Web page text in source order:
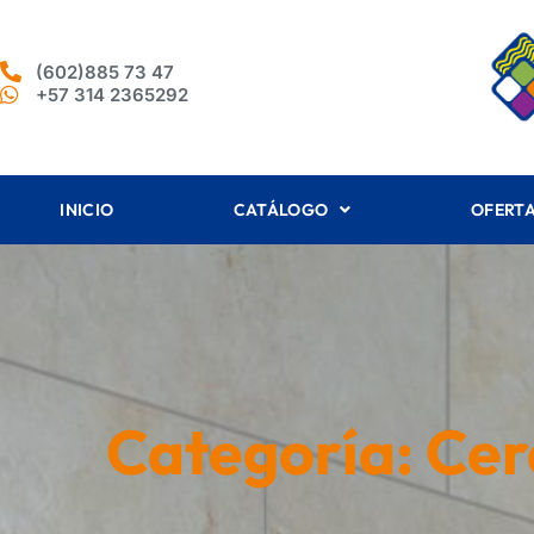
(602)885 73 47
+57 314 2365292
INICIO CATÁLOGO
Categoría: